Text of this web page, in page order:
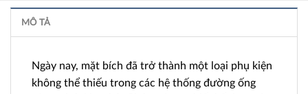
MÔ TẢ
Ngày nay, mặt bích đã trở thành một loại phụ kiện
không thể thiếu trong các hệ thống đường ống